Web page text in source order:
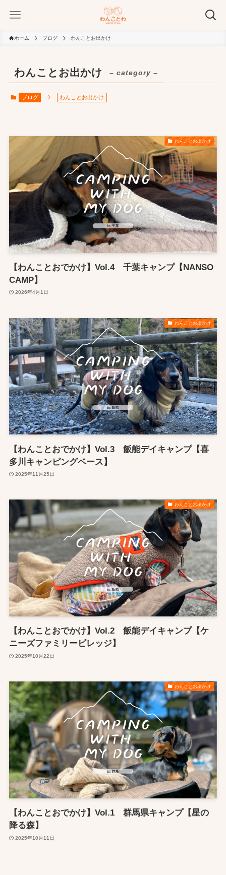
ホーム ブログ わんことお出かけ
わんことお出かけ – category –
ブログ わんことお出かけ
わんことお出かけ
【わんことおでかけ】Vol.4 千葉キャンプ【NANSO
CAMP】
2026年4月1日
わんことお出かけ
【わんことおでかけ】Vol.3 飯能デイキャンプ【喜
多川キャンピングベース】
2025年11月25日
わんことお出かけ
【わんことおでかけ】Vol.2 飯能デイキャンプ【ケ
ニーズファミリービレッジ】
2025年10月22日
わんことお出かけ
【わんことおでかけ】Vol.1 群馬県キャンプ【星の
降る森】
2025年10月11日